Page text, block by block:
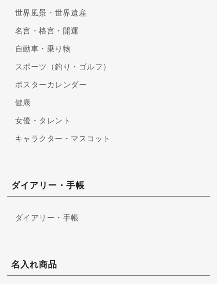
世界風景・世界遺産
名言・格言・開運
自動車・乗り物
スポーツ（釣り・ゴルフ）
ポスターカレンダー
健康
女優・タレント
キャラクター・マスコット
ダイアリー・手帳
ダイアリー・手帳
名入れ商品